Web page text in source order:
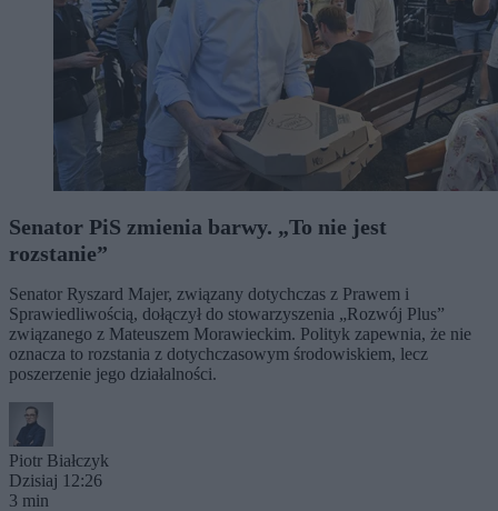
Senator PiS zmienia barwy. „To nie jest
rozstanie”
Senator Ryszard Majer, związany dotychczas z Prawem i
Sprawiedliwością, dołączył do stowarzyszenia „Rozwój Plus”
związanego z Mateuszem Morawieckim. Polityk zapewnia, że nie
oznacza to rozstania z dotychczasowym środowiskiem, lecz
poszerzenie jego działalności.
Piotr Białczyk
Dzisiaj 12:26
3 min